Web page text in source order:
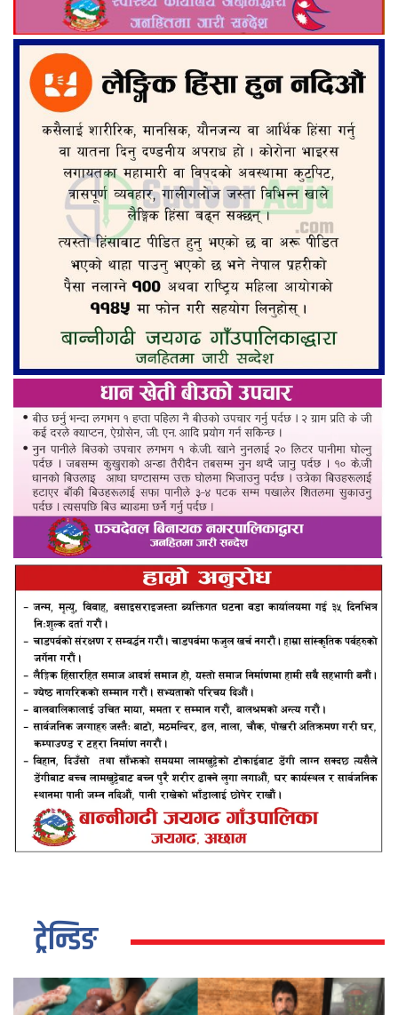
ट्रेन्डिङ